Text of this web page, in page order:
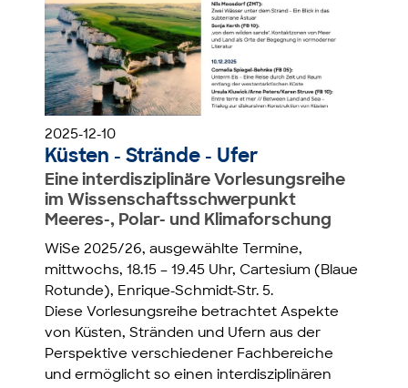
2025-12-10
Küsten - Strände - Ufer
Eine interdisziplinäre Vorlesungsreihe
im Wissenschaftsschwerpunkt
Meeres-, Polar- und Klimaforschung
WiSe 2025/26, ausgewählte Termine,
mittwochs, 18.15 – 19.45 Uhr, Cartesium (Blaue
Rotunde), Enrique-Schmidt-Str. 5.
Diese Vorlesungsreihe betrachtet Aspekte
von Küsten, Stränden und Ufern aus der
Perspektive verschiedener Fachbereiche
und ermöglicht so einen interdisziplinären